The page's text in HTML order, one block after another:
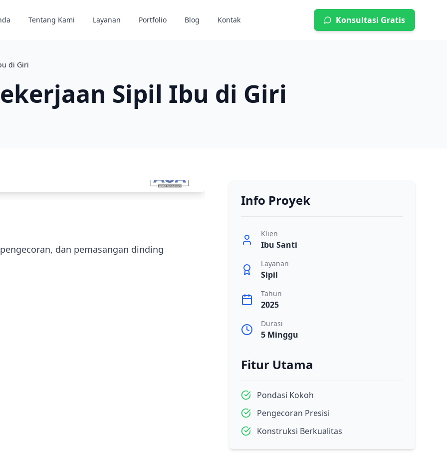
Tentang Kami Layanan Portfolio Blog Kontak Konsultasi Gratis
di Giri
Sipil Ibu di Giri
dan pemasangan dinding
Info Proyek
Klien
Ibu Santi
Layanan
Sipil
Tahun
2025
Durasi
5 Minggu
Fitur Utama
Pondasi Kokoh
Pengecoran Presisi
Konstruksi Berkualitas